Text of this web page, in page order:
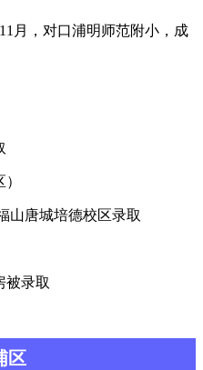
月，对口浦明师范附小，成
山唐城培德校区录取
被录取
区